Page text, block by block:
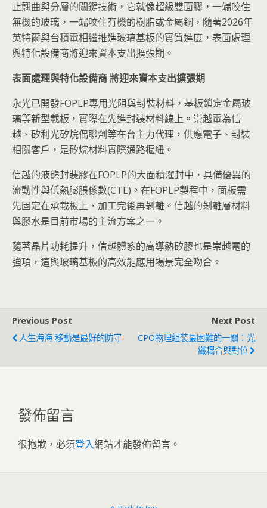
止翹曲與分層的關鍵技術，它就像超級雙面膠，一端咬住
無機的玻璃，一端咬住有機的樹脂或金屬銅，隨著2026年
英特爾與台積電相繼推進玻璃基板的實質進度，表面處理
與特化設備商將迎來資本支出擴張期。
表面處理與特化設備商將迎來資本支出擴張期
永光已開發FOPLP專用光阻與封裝材料，基板鎖定金屬玻
璃等新型載板，實際在先進封裝材料線上。崇越電為信
越、矽利光矽烷偶聯劑等在台主力代理，供應電子、封裝
相關客戶，是矽烷材料實際通路樞紐。
信越的液態封裝膠在FOPLP的大面積灌封中，具備優異的
流動性與低熱膨脹係數(CTE)。在FOPLP製程中，面板需
先固定在承載板上，加工完後再剝離。信越的剝離層材料
與膠水是目前市場的主流方案之一。
隨著晶片功耗提升，信越體系的高導熱矽膠也是崇越電的
強項，這與玻璃基板的高效能應用場景完全吻合。
Previous Post
人生海海 移動是最好的防守
Next Post
CPO物理組裝最困難的一關：光
纖耦合與對位
發佈留言
很抱歉，必須登入網站才能發佈留言。